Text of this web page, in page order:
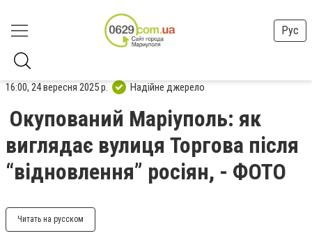
Рус
16:00, 24 вересня 2025 р. Надійне джерело
Окупований Маріуполь: як
виглядає вулиця Торгова після
“відновлення” росіян, - ФОТО
Читать на русском